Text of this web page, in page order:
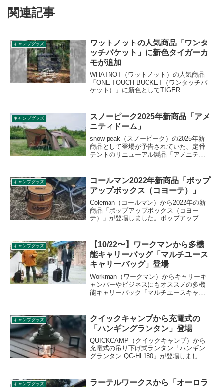
関連記事
キャンプグッズ
ワットノットの人気商品「ワンタ
ッチバケット」に新色タイガーカ
モが追加
WHATNOT（ワットノット）の人気商品
「ONE TOUCH BUCKET（ワンタッチバ
ケット）」に新色としてTIGER
そのままに、南ベトナムが発祥と言われ
るタイガーカモ柄を採用しています。詳
細をレビューします。
キャンプグッズ
スノーピーク2025年新商品「アメ
ニティドーム」
snow peak（スノーピーク）の2025年新
商品として登場が予告されていた、定番
テントのリニューアル製品「アメニティ
そのままに、シックで自然に馴染むカラ
ーリングに一新されています。詳細をレ
ビューします。
キャンプグッズ
コールマン2022年新商品「ポップ
アップボックス（コヨーテ）」
Coleman（コールマン）から2022年の新
商品「ポップアップボックス（コヨー
テ）」が登場しました。ポップアップ式
す。カラーがコヨーテになりより使いや
すくなりました。詳細をレビューしま
す。
キャンプグッズ
【10/22〜】ワークマンから多機
能キャリーバッグ「マルチユース
キャリーバッグ」登場
Workman（ワークマン）からキャリーキ
ャンパーやビジネスにもオススメの多機
能キャリーバック「マルチユースキャリ
す。詳細をレビューします。
キャンプグッズ
クイックキャンプから充電式の
「ハンギングランタン」登場
QUICKCAMP（クイックキャンプ）から
充電式の吊り下げ式ランタン「ハンギン
グランタン QC-HL180」が登場しまし
詳細をレビューします。
キャンプグッズ
ラーテルワークスから「オーロラ